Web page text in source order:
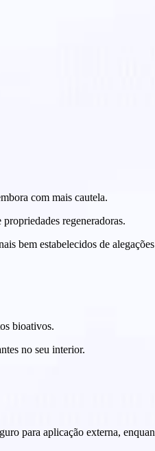
com mais cautela.
regeneradoras.
bem estabelecidos de
bioativos.
no seu interior.
para aplicação externa,